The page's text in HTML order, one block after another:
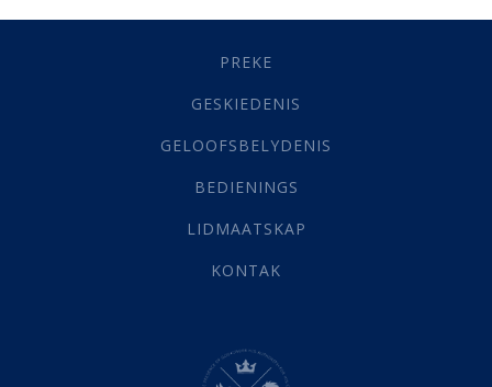
Geestelike Groei(10)
(21)
Grys Areas(4)
Lewensdoel(3)
Selfondersoek(1)
Werk(22)
(142)
Hemel (31)
PREKE
GESKIEDENIS
GELOOFSBELYDENIS
BEDIENINGS
LIDMAATSKAP
KONTAK